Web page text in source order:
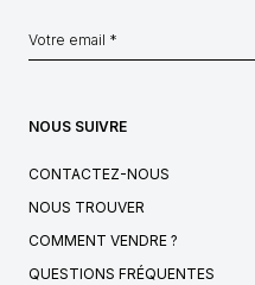
NOUS SUIVRE
CONTACTEZ-NOUS
NOUS TROUVER
COMMENT VENDRE ?
QUESTIONS FRÉQUENTES